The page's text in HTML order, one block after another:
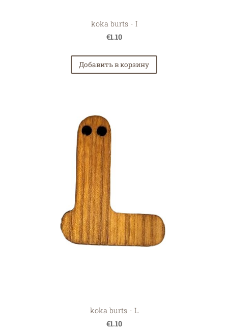
koka burts - I
€1.10
Добавить в корзину
koka burts - L
€1.10